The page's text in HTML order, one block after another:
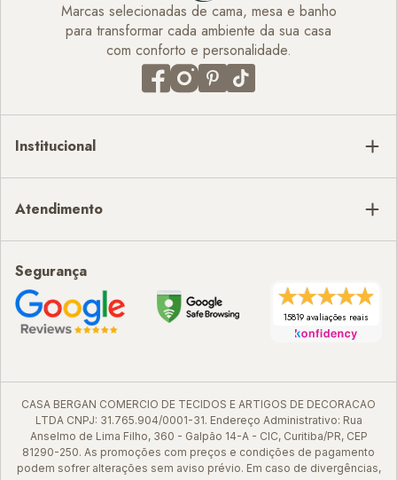
Marcas selecionadas de cama, mesa e banho
para transformar cada ambiente da sua casa
com conforto e personalidade.
Institucional
Atendimento
Segurança
15819 avaliações reais
CASA BERGAN COMERCIO DE TECIDOS E ARTIGOS DE DECORACAO
LTDA CNPJ: 31.765.904/0001-31. Endereço Administrativo: Rua
Anselmo de Lima Filho, 360 - Galpão 14-A - CIC, Curitiba/PR, CEP
81290-250. As promoções com preços e condições de pagamento
podem sofrer alterações sem aviso prévio. Em caso de divergências,